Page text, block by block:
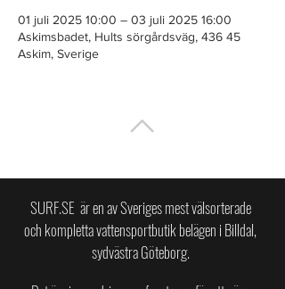
01 juli 2025 10:00 – 03 juli 2025 16:00
Askimsbadet, Hults sörgårdsväg, 436 45
Askim, Sverige
SURF.SE är en av Sveriges mest välsorterade
och kompletta vattensportbutik belägen i Billdal,
sydvästra Göteborg.